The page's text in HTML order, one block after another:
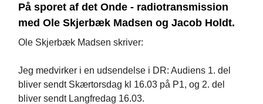
På sporet af det Onde - radiotransmission
med Ole Skjerbæk Madsen og Jacob Holdt.
Ole Skjerbæk Madsen skriver:
Jeg medvirker i en udsendelse i DR: Audiens 1. del
bliver sendt Skærtorsdag kl 16.03 på P1, og 2. del
bliver sendt Langfredag 16.03.